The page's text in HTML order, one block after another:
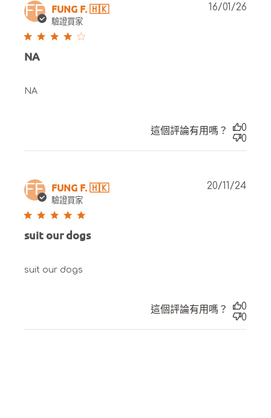
FF FUNG F. 🇭🇰
驗證買家
NA
NA
16/01/26
這個評論有用嗎？
0
0
FF FUNG F. 🇭🇰
驗證買家
suit our dogs
suit our dogs
20/11/24
這個評論有用嗎？
0
0